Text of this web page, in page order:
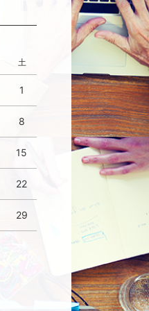
土
1
8
15
22
29